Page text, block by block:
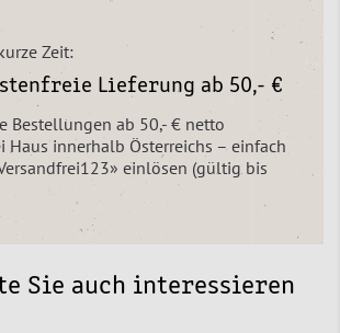
Zeit:
Lieferung ab 50,- €
Bestellungen ab 50,- € netto
Haus innerhalb Österreichs – einfach
einlösen (gültig bis
Sie auch interessieren